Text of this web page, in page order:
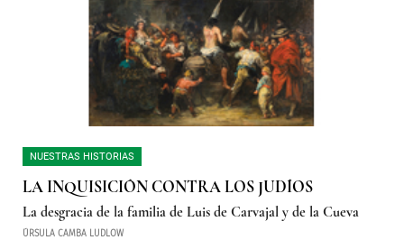
NUESTRAS HISTORIAS
LA INQUISICIÓN CONTRA LOS JUDÍOS
La desgracia de la familia de Luis de Carvajal y de la Cueva
ÚRSULA CAMBA LUDLOW